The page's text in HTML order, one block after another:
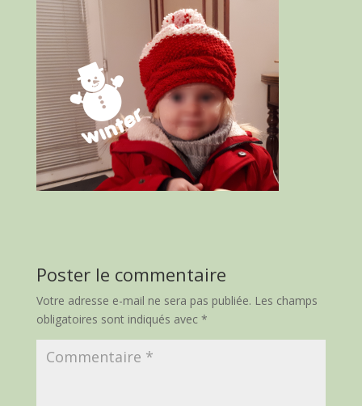
Poster le commentaire
Votre adresse e-mail ne sera pas publiée. Les champs
obligatoires sont indiqués avec *